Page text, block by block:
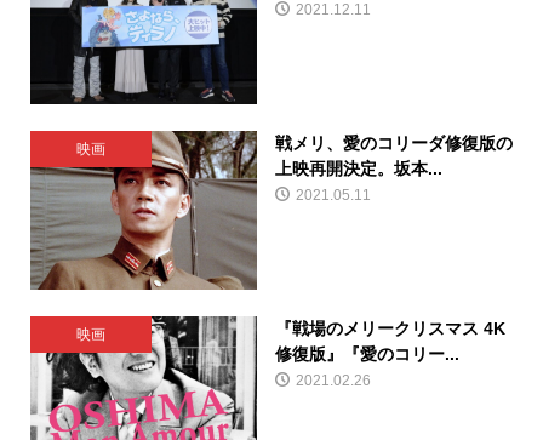
2021.12.11
映画
戦メリ、愛のコリーダ修復版の
上映再開決定。坂本...
2021.05.11
映画
『戦場のメリークリスマス 4K
修復版』『愛のコリー...
2021.02.26